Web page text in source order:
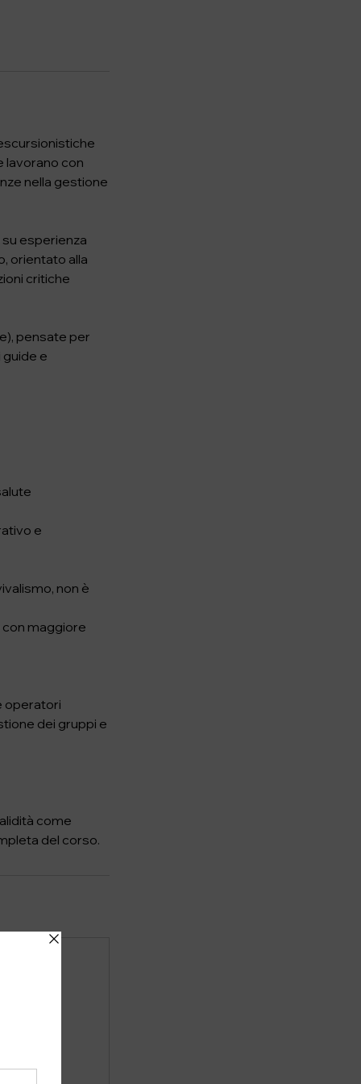
lavorano con
nella gestione
esperienza
orientato alla
critiche
pensate per
e
e
non è
maggiore
operatori
dei gruppi e
come
del corso.